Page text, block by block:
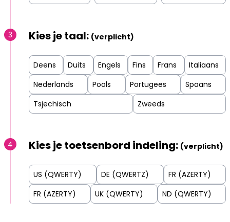
3 Kies je taal: (verplicht)
Deens Duits Engels Fins Frans
Italiaans
Nederlands
Pools Portugees
Spaans
Tsjechisch
Zweeds
4 Kies je toetsenbord indeling: (verplicht)
US (QWERTY) DE (QWERTZ)
FR (AZERTY)
FR (AZERTY)
UK (QWERTY) ND (QWERTY)